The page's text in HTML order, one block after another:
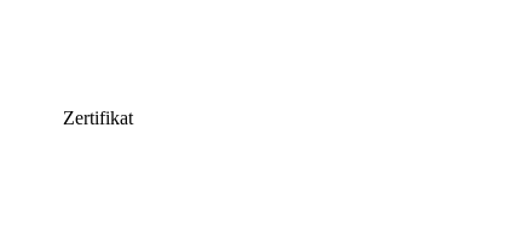
Zertifikat